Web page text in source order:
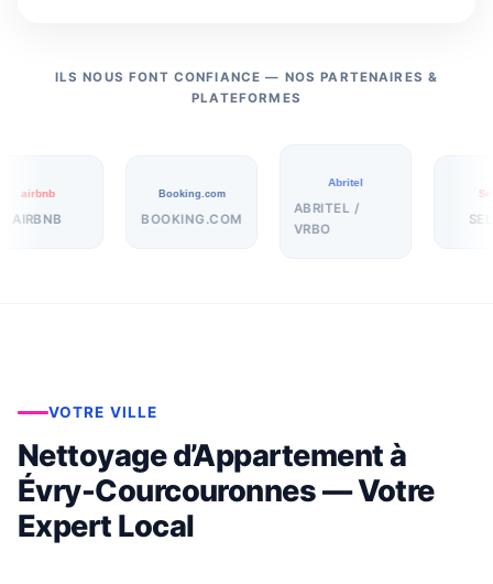
ILS NOUS FONT CONFIANCE — NOS PARTENAIRES &
PLATEFORMES
airbnb
AIRBNB
Booking.com
BOOKING.COM
Abritel
ABRITEL /
VRBO
VOTRE VILLE
Nettoyage d’Appartement à
Évry-Courcouronnes — Votre
Expert Local